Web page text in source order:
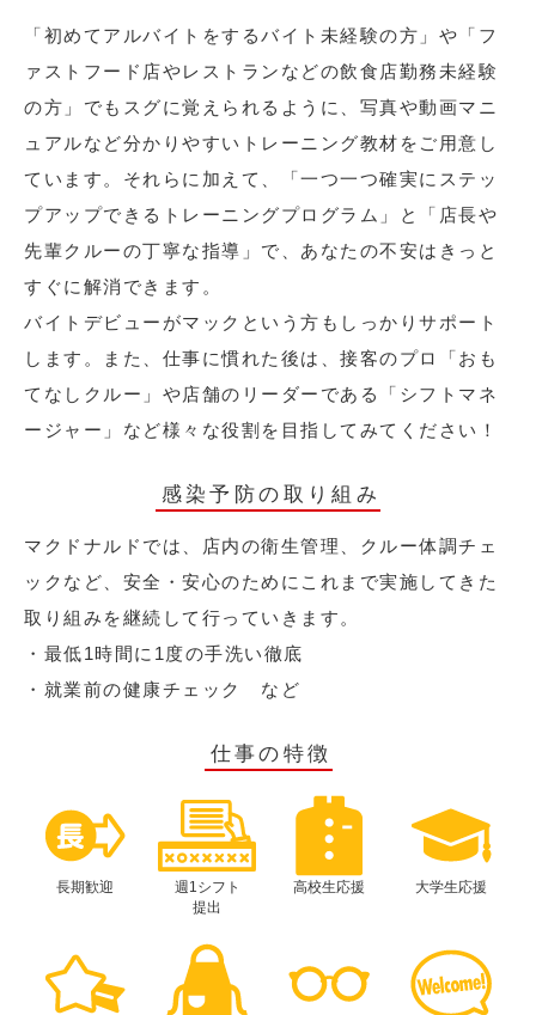
「初めてアルバイトをするバイト未経験の方」や「フ
ァストフード店やレストランなどの飲食店勤務未経験
の方」でもスグに覚えられるように、写真や動画マニ
ュアルなど分かりやすいトレーニング教材をご用意し
ています。それらに加えて、「一つ一つ確実にステッ
プアップできるトレーニングプログラム」と「店長や
先輩クルーの丁寧な指導」で、あなたの不安はきっと
すぐに解消できます。
バイトデビューがマックという方もしっかりサポート
します。また、仕事に慣れた後は、接客のプロ「おも
てなしクルー」や店舗のリーダーである「シフトマネ
ージャー」など様々な役割を目指してみてください！
感染予防の取り組み
マクドナルドでは、店内の衛生管理、クルー体調チェ
ックなど、安全・安心のためにこれまで実施してきた
取り組みを継続して行っていきます。
・最低1時間に1度の手洗い徹底
・就業前の健康チェック など
仕事の特徴
長期歓迎
週1シフト
提出
高校生応援 大学生応援